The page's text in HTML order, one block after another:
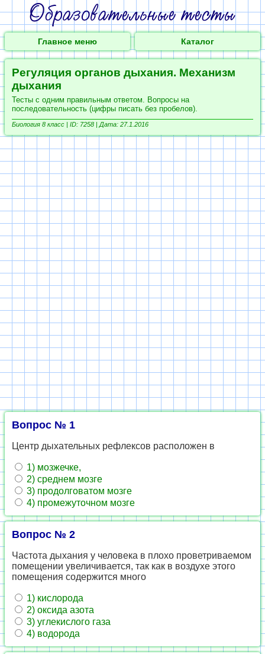
Главное меню Каталог
Регуляция органов дыхания. Механизм
дыхания
Тесты с одним правильным ответом. Вопросы на
последовательность (цифры писать без пробелов).
Биология 8 класс | ID: 7258 | Дата: 27.1.2016
Вопрос № 1
Центр дыхательных рефлексов расположен в
1) мозжечке,
2) среднем мозге
3) продолговатом мозге
4) промежуточном мозге
Вопрос № 2
Частота дыхания у человека в плохо проветриваемом
помещении увеличивается, так как в воздухе этого
помещения содержится много
1) кислорода
2) оксида азота
3) углекислого газа
4) водорода